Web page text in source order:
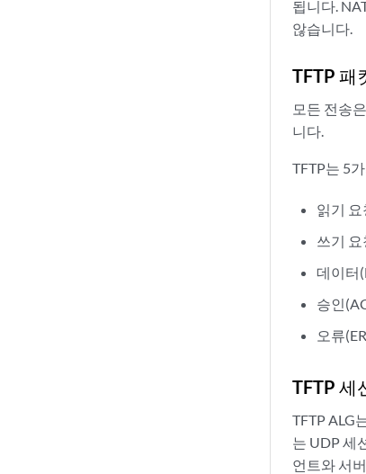
됩니다.
않습니다.
TFTP 패
모든 전송
니다.
TFTP는 5
읽기 요
쓰기
데이터
승인
오류
TFTP 세
TFTP ALG
는 UDP 세
언트와 서